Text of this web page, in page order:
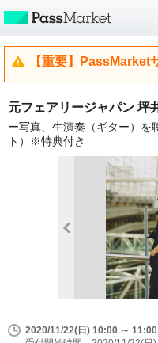
【重要】PassMarket
元フェアリージャパン 坪
ー写真、生演奏（ギター）を
ト）※特典付き
2020/11/22(日) 10:00 ～ 11:00